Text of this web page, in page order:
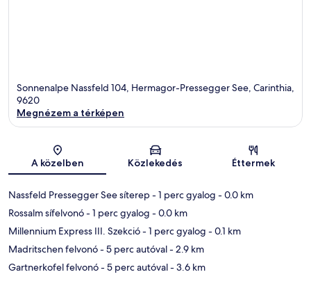
Sonnenalpe Nassfeld 104, Hermagor-Pressegger See, Carinthia,
9620
Megnézem a térképen
A közelben Közlekedés Éttermek
Nassfeld Pressegger See síterep- 1 perc gyalog - 0.0 km
Rossalm sífelvonó- 1 perc gyalog - 0.0 km
Millennium Express III. Szekció- 1 perc gyalog - 0.1 km
Madritschen felvonó- 5 perc autóval- 2.9 km
Gartnerkofel felvonó- 5 perc autóval- 3.6 km